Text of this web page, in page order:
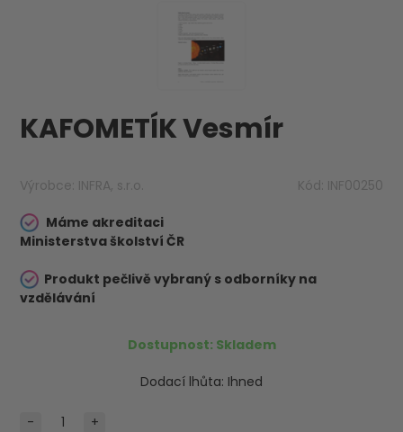
KAFOMETÍK Vesmír
Výrobce: INFRA, s.r.o. Kód: INF00250
Máme akreditaci
Ministerstva školství ČR
Produkt pečlivě vybraný s odborníky na
vzdělávání
Dostupnost: Skladem
Dodací lhůta: Ihned
- +